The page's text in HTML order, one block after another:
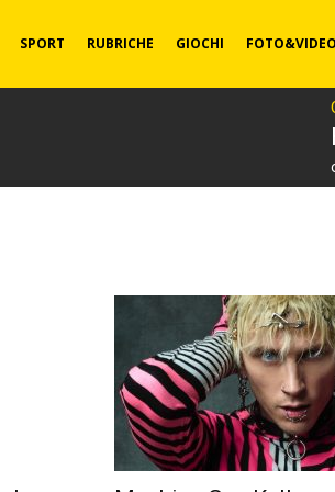
SPORT RUBRICHE GIOCHI FOTO&VIDEO